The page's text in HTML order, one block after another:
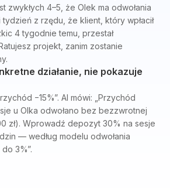
zwykłych 4–5, że Olek ma odwołania
z rzędu, że klient, który wpłacił
4 tygodnie temu, przestał
projekt, zanim zostanie
działanie, nie pokazuje
−15%”. AI mówi: „Przychód
u Olka odwołano bez bezzwrotnej
zł). Wprowadź depozyt 30% na sesje
— według modelu odwołania
3%”.